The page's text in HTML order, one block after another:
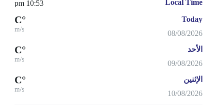
Local Time
10:53 pm
Today
08/08/2026
°C
m/s
الأحد
09/08/2026
°C
m/s
الإثنين
10/08/2026
°C
m/s